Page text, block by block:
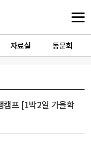
자료실 동문회
캠프 [1박2일 가을학